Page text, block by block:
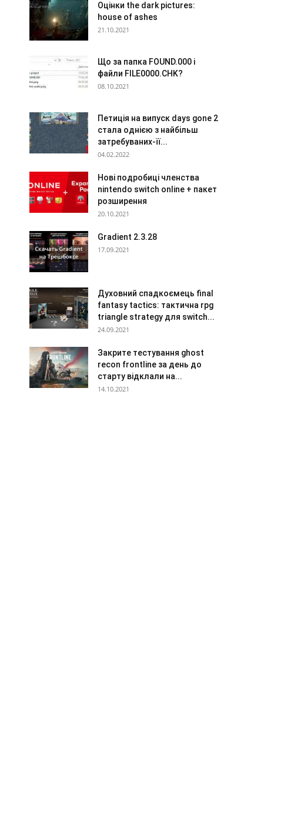
Оцінки the dark pictures:
house of ashes
21.10.2021
Що за папка FOUND.000 і
файли FILE0000.CHK?
08.10.2021
Петиція на випуск days gone 2
стала однією з найбільш
затребуваних-її...
04.02.2022
Нові подробиці членства
nintendo switch online + пакет
розширення
20.10.2021
Gradient 2.3.28
17.09.2021
Духовний спадкоємець final
fantasy tactics: тактична rpg
triangle strategy для switch...
24.09.2021
Закрите тестування ghost
recon frontline за день до
старту відклали на...
14.10.2021